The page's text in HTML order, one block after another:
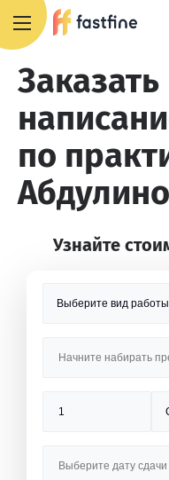
Заказать
по
Абдулино
Узнайте